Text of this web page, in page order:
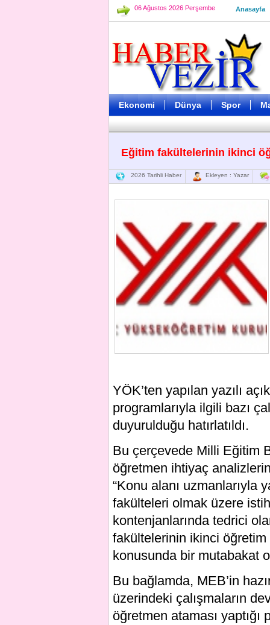
06 Ağustos 2026 Perşembe Anasayfa
Ekonomi Dünya Spor
Eğitim fakültelerinin ikinci
2026 Tarihli Haber Ekleyen : Yazar
YÖK’ten yapılan yazılı
programlarıyla ilgili bazı
duyurulduğu hatırlatıldı.
Bu çerçevede Milli Eğitim
öğretmen ihtiyaç
“Konu alanı uzmanlarıyla
fakülteleri olmak üzere
kontenjanlarında tedrici
fakültelerinin ikinci öğretim
konusunda bir mutabakat
Bu bağlamda, MEB’in
üzerindeki çalışmaların
öğretmen ataması